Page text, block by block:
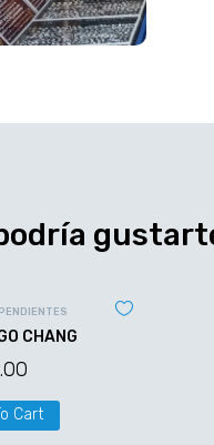
PENDIENTES
CHANG
Cart